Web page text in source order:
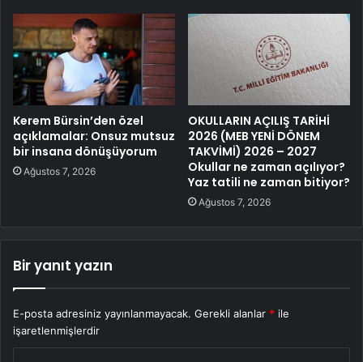
Kerem Bürsin’den özel
açıklamalar: Onsuz mutsuz
bir insana dönüşüyorum
Ağustos 7, 2026
OKULLARIN AÇILIŞ TARİHİ
2026 (MEB YENİ DÖNEM
TAKVİMİ) 2026 – 2027
Okullar ne zaman açılıyor?
Yaz tatili ne zaman bitiyor?
Ağustos 7, 2026
Bir yanıt yazın
E-posta adresiniz yayınlanmayacak. Gerekli alanlar * ile
işaretlenmişlerdir